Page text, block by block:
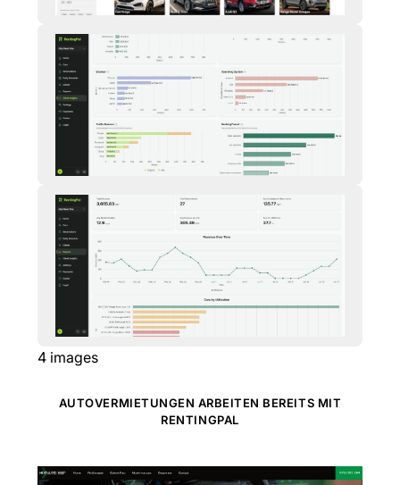
4 images
AUTOVERMIETUNGEN ARBEITEN BEREITS MIT
RENTINGPAL